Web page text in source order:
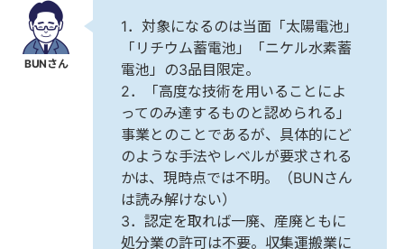
1．対象になるのは当面「太陽電池」
「リチウム蓄電池」「ニケル水素蓄
電池」の3品目限定。
2．「高度な技術を用いることによ
ってのみ達するものと認められる」
事業とのことであるが、具体的にど
のような手法やレベルが要求される
かは、現時点では不明。（BUNさん
は読み解けない）
3．認定を取れば一廃、産廃ともに
処分業の許可は不要。収集運搬業に